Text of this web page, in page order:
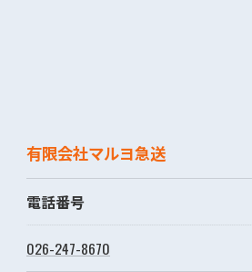
有限会社マルヨ急送
電話番号
026-247-8670